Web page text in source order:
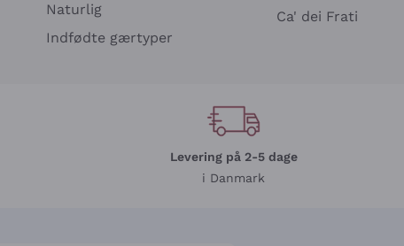
Naturlig
Indfødte gærtyper
Ca' dei Frati
Levering på 2-5 dage
i Danmark